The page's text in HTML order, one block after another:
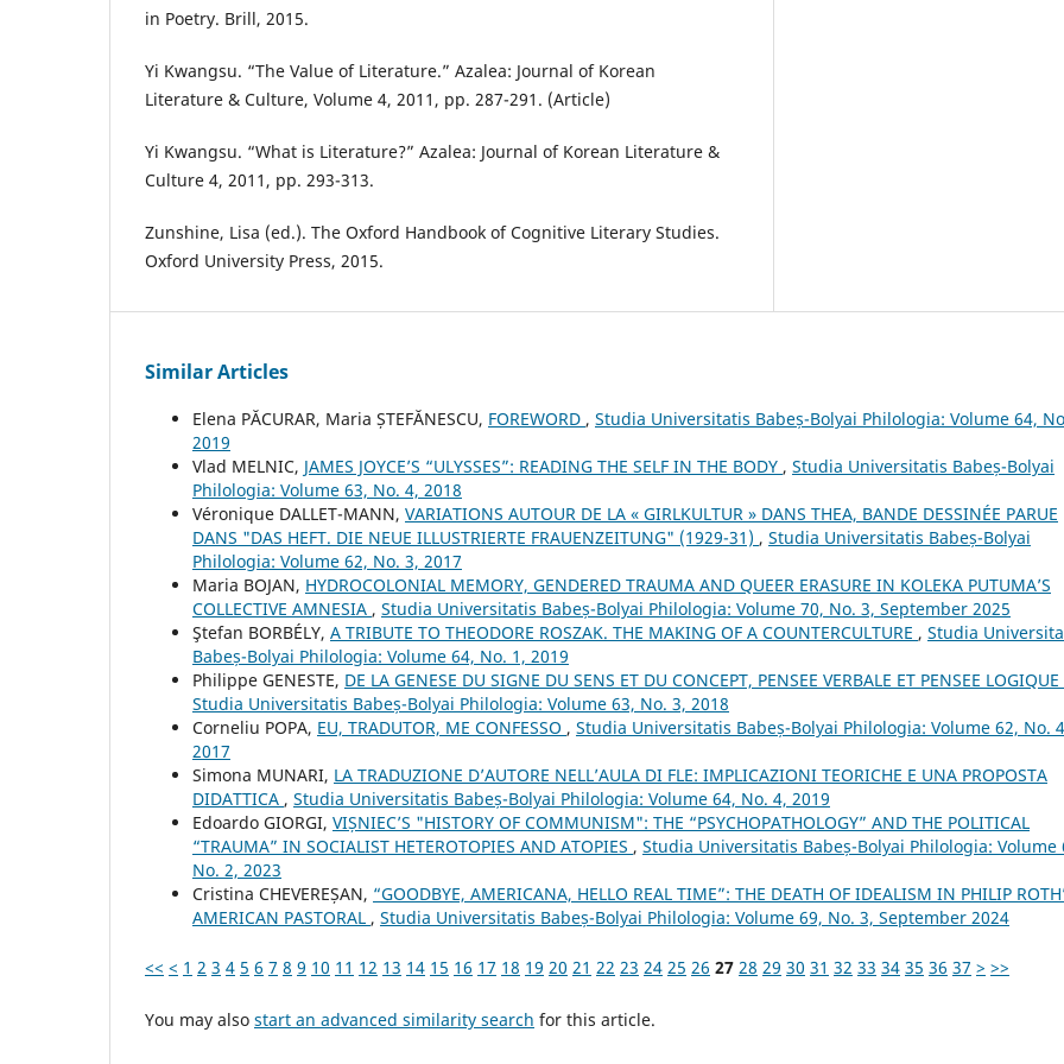
in Poetry. Brill, 2015.
Yi Kwangsu. “The Value of Literature.” Azalea: Journal of Korean
Literature & Culture, Volume 4, 2011, pp. 287-291. (Article)
Yi Kwangsu. “What is Literature?” Azalea: Journal of Korean Literature &
Culture 4, 2011, pp. 293-313.
Zunshine, Lisa (ed.). The Oxford Handbook of Cognitive Literary Studies.
Oxford University Press, 2015.
Similar Articles
Elena PĂCURAR, Maria ȘTEFĂNESCU, FOREWORD , Studia Universitatis Babeș-Bolyai Philologia: Volume 64,
2019
Vlad MELNIC, JAMES JOYCE’S “ULYSSES”: READING THE SELF IN THE BODY , Studia Universitatis Babeș-Bolyai
Philologia: Volume 63, No. 4, 2018
Véronique DALLET-MANN, VARIATIONS AUTOUR DE LA « GIRLKULTUR » DANS THEA, BANDE DESSINÉE PARUE
DANS "DAS HEFT. DIE NEUE ILLUSTRIERTE FRAUENZEITUNG" (1929-31) , Studia Universitatis Babeș-Bolyai
Philologia: Volume 62, No. 3, 2017
Maria BOJAN, HYDROCOLONIAL MEMORY, GENDERED TRAUMA AND QUEER ERASURE IN KOLEKA PUTUMA’S
COLLECTIVE AMNESIA , Studia Universitatis Babeș-Bolyai Philologia: Volume 70, No. 3, September 2025
Ştefan BORBÉLY, A TRIBUTE TO THEODORE ROSZAK. THE MAKING OF A COUNTERCULTURE , Studia
Babeș-Bolyai Philologia: Volume 64, No. 1, 2019
Philippe GENESTE, DE LA GENESE DU SIGNE DU SENS ET DU CONCEPT, PENSEE VERBALE ET PENSEE LOGIQUE
Studia Universitatis Babeș-Bolyai Philologia: Volume 63, No. 3, 2018
Corneliu POPA, EU, TRADUTOR, ME CONFESSO , Studia Universitatis Babeș-Bolyai Philologia: Volume 62, No.
2017
Simona MUNARI, LA TRADUZIONE D’AUTORE NELL’AULA DI FLE: IMPLICAZIONI TEORICHE E UNA PROPOSTA
DIDATTICA , Studia Universitatis Babeș-Bolyai Philologia: Volume 64, No. 4, 2019
Edoardo GIORGI, VIȘNIEC’S "HISTORY OF COMMUNISM": THE “PSYCHOPATHOLOGY” AND THE POLITICAL
“TRAUMA” IN SOCIALIST HETEROTOPIES AND ATOPIES , Studia Universitatis Babeș-Bolyai Philologia: Volume
No. 2, 2023
Cristina CHEVEREȘAN, “GOODBYE, AMERICANA, HELLO REAL TIME”: THE DEATH OF IDEALISM IN PHILIP
AMERICAN PASTORAL , Studia Universitatis Babeș-Bolyai Philologia: Volume 69, No. 3, September 2024
<< < 1 2 3 4 5 6 7 8 9 10 11 12 13 14 15 16 17 18 19 20 21 22 23 24 25 26 27 28 29 30 31 32 33 34 35 36 37 > >>
You may also start an advanced similarity search for this article.